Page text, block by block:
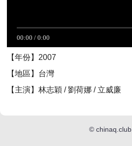
【年份】2007
【地區】台灣
【主演】林志穎 / 劉荷娜 / 立威廉
© chinaq.club